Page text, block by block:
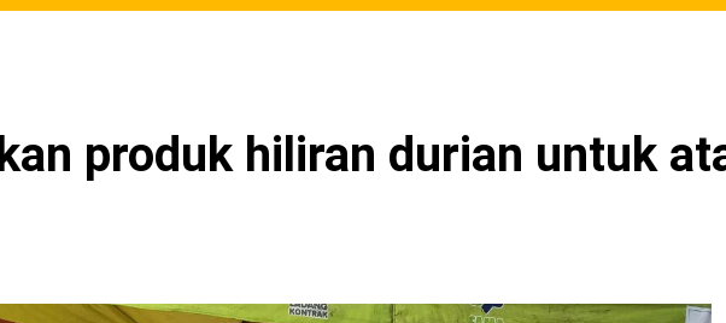
produk hiliran durian untuk